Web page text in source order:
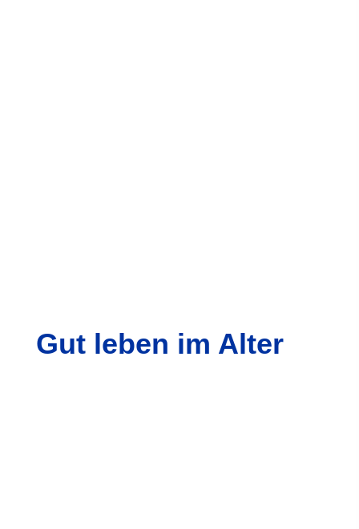
Gut leben im Alter